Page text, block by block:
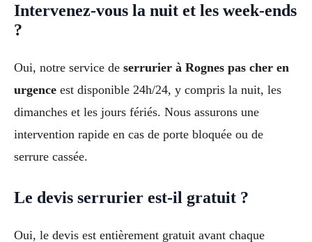
Intervenez-vous la nuit et les week-ends
?
Oui, notre service de serrurier à Rognes pas cher en
urgence est disponible 24h/24, y compris la nuit, les
dimanches et les jours fériés. Nous assurons une
intervention rapide en cas de porte bloquée ou de
serrure cassée.
Le devis serrurier est-il gratuit ?
Oui, le devis est entièrement gratuit avant chaque